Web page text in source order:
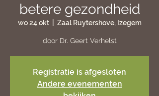
betere gezondheid
wo 24 okt
  |
Zaal Ruytershove, Izegem
door Dr. Geert Verhelst
Registratie is afgesloten
Andere evenementen